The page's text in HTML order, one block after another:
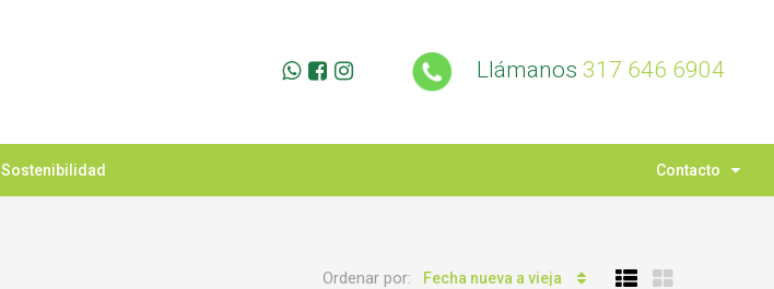
Llámanos 317 646 6904
Sostenibilidad Contacto
Ordenar por: Fecha nueva a vieja